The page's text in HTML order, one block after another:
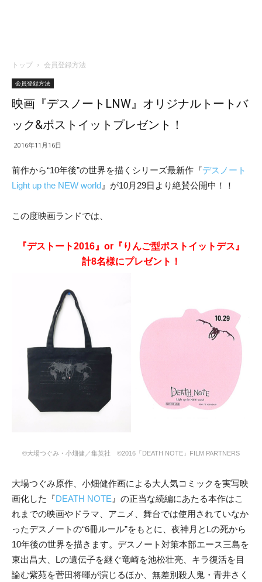
トップ 会員登録方法
会員登録方法
映画『デスノートLNW』オリジナルトートバ
ック&ポストイットプレゼント！
2016年11月16日
前作から“10年後”の世界を描くシリーズ最新作『デスノート
Light up the NEW world 』が10月29日より絶賛公開中！！
この度映画ランドでは、
『デストート2016』or『りんご型ポストイットデス』
計8名様にプレゼント！
©大場つぐみ・小畑健／集英社 ©2016「DEATH NOTE」FILM PARTNERS
大場つぐみ原作、小畑健作画による大人気コミックを実写映
画化した『DEATH NOTE 』の正当な続編にあたる本作はこ
れまでの映画やドラマ、アニメ、舞台では使用されていなか
ったデスノートの“6冊ルール”をもとに、夜神月とLの死から
10年後の世界を描きます。デスノート対策本部エース三島を
東出昌大、Lの遺伝子を継ぐ竜崎を池松壮亮、キラ復活を目
論む紫苑を菅田将暉が演じるほか、無差別殺人鬼・青井さく